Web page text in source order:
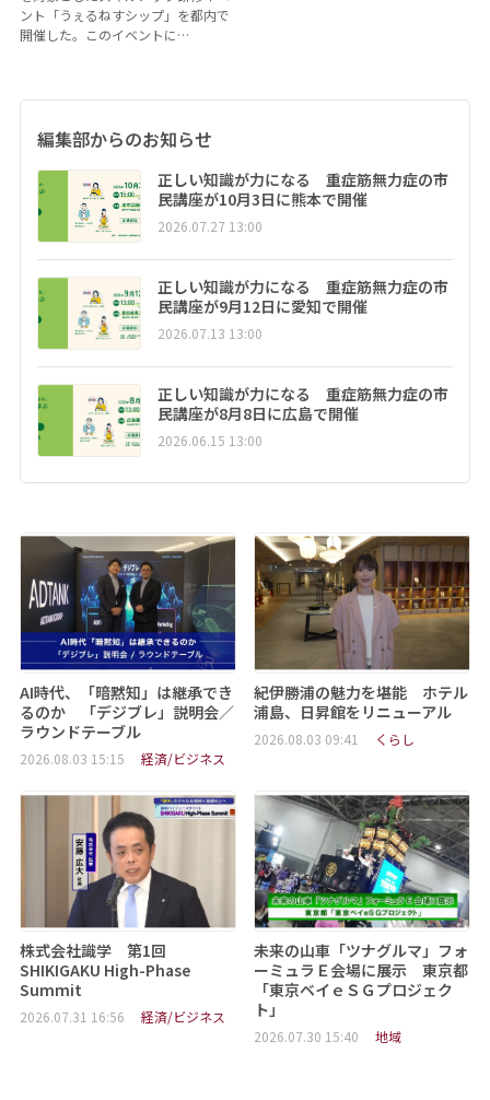
ント「うぇるねすシップ」を都内で
開催した。このイベントに…
編集部からのお知らせ
正しい知識が力になる 重症筋無力症の市
民講座が10月3日に熊本で開催
2026.07.27 13:00
正しい知識が力になる 重症筋無力症の市
民講座が9月12日に愛知で開催
2026.07.13 13:00
正しい知識が力になる 重症筋無力症の市
民講座が8月8日に広島で開催
2026.06.15 13:00
AI時代、「暗黙知」は継承でき
るのか 「デジブレ」説明会／
ラウンドテーブル
2026.08.03 15:15 経済/ビジネス
紀伊勝浦の魅力を堪能 ホテル
浦島、日昇館をリニューアル
2026.08.03 09:41 くらし
株式会社識学 第1回
SHIKIGAKU High-Phase
Summit
2026.07.31 16:56 経済/ビジネス
未来の山車「ツナグルマ」フォ
ーミュラＥ会場に展示 東京都
「東京ベイｅＳＧプロジェク
ト」
2026.07.30 15:40 地域